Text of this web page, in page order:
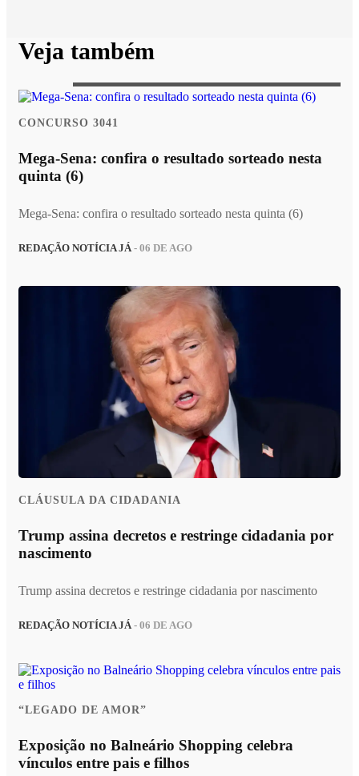
Veja também
CONCURSO 3041
Mega-Sena: confira o resultado sorteado nesta
quinta (6)
Mega-Sena: confira o resultado sorteado nesta quinta (6)
REDAÇÃO NOTÍCIA JÁ - 06 DE AGO
CLÁUSULA DA CIDADANIA
Trump assina decretos e restringe cidadania por
nascimento
Trump assina decretos e restringe cidadania por nascimento
REDAÇÃO NOTÍCIA JÁ - 06 DE AGO
“LEGADO DE AMOR”
Exposição no Balneário Shopping celebra
vínculos entre pais e filhos